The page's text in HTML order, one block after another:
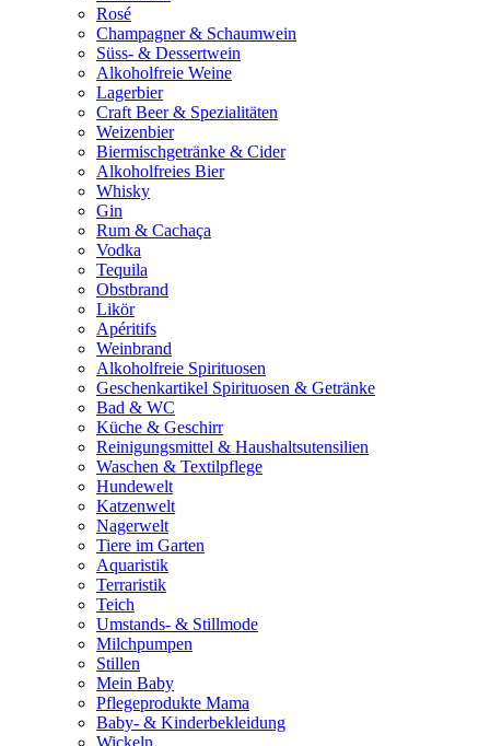
Rosé
Champagner & Schaumwein
Süss- & Dessertwein
Alkoholfreie Weine
Lagerbier
Craft Beer & Spezialitäten
Weizenbier
Biermischgetränke & Cider
Alkoholfreies Bier
Whisky
Gin
Rum & Cachaça
Vodka
Tequila
Obstbrand
Likör
Apéritifs
Weinbrand
Alkoholfreie Spirituosen
Geschenkartikel Spirituosen & Getränke
Bad & WC
Küche & Geschirr
Reinigungsmittel & Haushaltsutensilien
Waschen & Textilpflege
Hundewelt
Katzenwelt
Nagerwelt
Tiere im Garten
Aquaristik
Terraristik
Teich
Umstands- & Stillmode
Milchpumpen
Stillen
Mein Baby
Pflegeprodukte Mama
Baby- & Kinderbekleidung
Wickeln